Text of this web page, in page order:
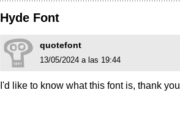
Hyde Font
quotefont
13/05/2024 a las 19:44
I'd like to know what this font is, thank you